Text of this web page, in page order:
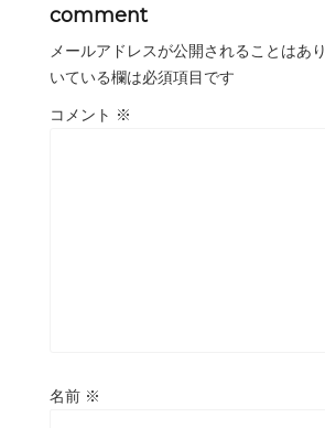
comment
メールアドレスが公開されることはあり
いている欄は必須項目です
コメント ※
名前 ※